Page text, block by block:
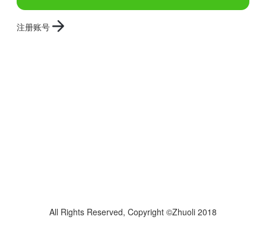
注册账号
All Rights Reserved, Copyright ©Zhuoli 2018